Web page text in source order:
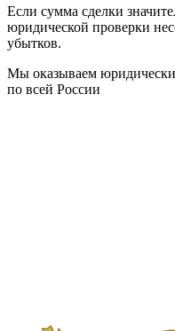
Если сумма сделки
юридической проверки
убытков.
Мы оказываем
по всей России